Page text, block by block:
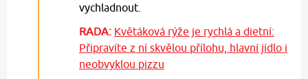
vychladnout.
RADA: Květáková rýže je rychlá a dietní:
Připravíte z ní skvělou přílohu, hlavní jídlo i
neobvyklou pizzu